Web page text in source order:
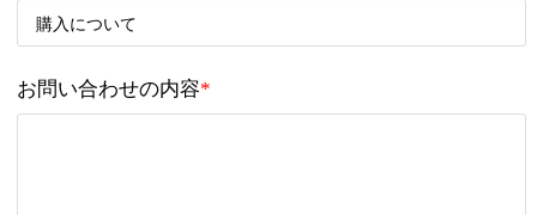
お問い合わせの内容*